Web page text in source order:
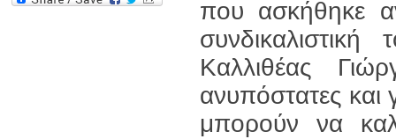
που ασκήθηκε
Καλλιθέας
ανυπόστατες και
μπορούν να